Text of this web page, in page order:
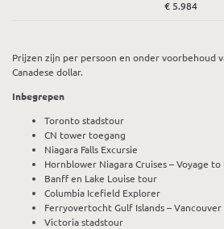
€ 5.984
Prijzen zijn per persoon en onder voorbehoud
Canadese dollar.
Inbegrepen
Toronto stadstour
CN tower toegang
Niagara Falls Excursie
Hornblower Niagara Cruises – Voyage to
Banff en Lake Louise tour
Columbia Icefield Explorer
Ferryovertocht Gulf Islands – Vancouver
Victoria stadstour